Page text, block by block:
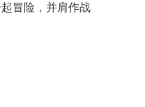
冒险，并肩作战